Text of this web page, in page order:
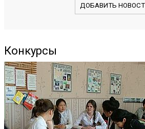
ДОБАВИТЬ
Конкурсы